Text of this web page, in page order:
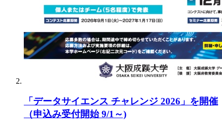
「データサイエンス チャレンジ 2026」を開催
（申込み受付開始 9/1～)